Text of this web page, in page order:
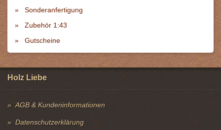
Sonderanfertigung
Zubehör 1:43
Gutscheine
Holz Liebe
AGB & Kundeninformationen
Datenschutzerklärung